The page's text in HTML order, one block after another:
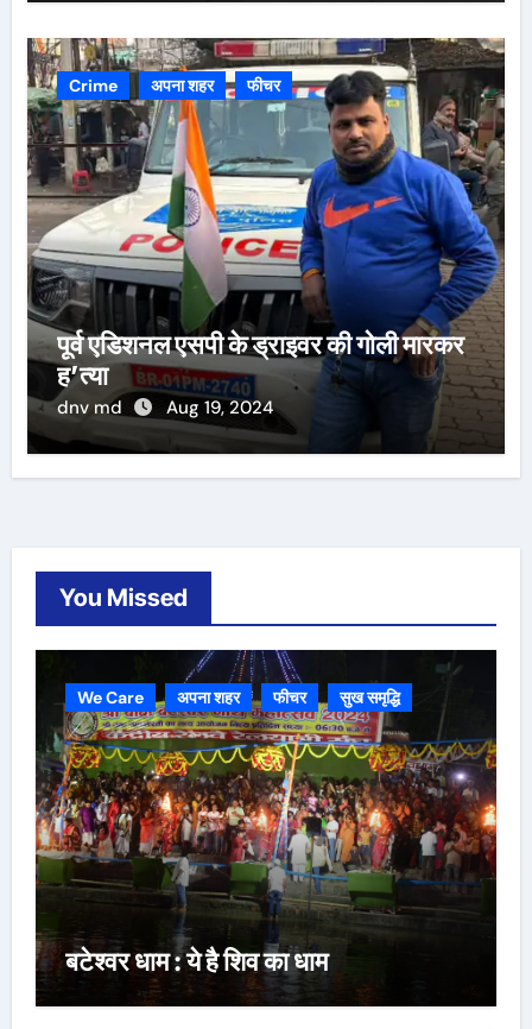
Crime अपना शहर फीचर
पूर्व एडिशनल एसपी के ड्राइवर की गोली मारकर
ह’त्या
dnv md Aug 19, 2024
You Missed
We Care अपना शहर फीचर सुख समृद्धि
बटेश्वर धाम : ये है शिव का धाम